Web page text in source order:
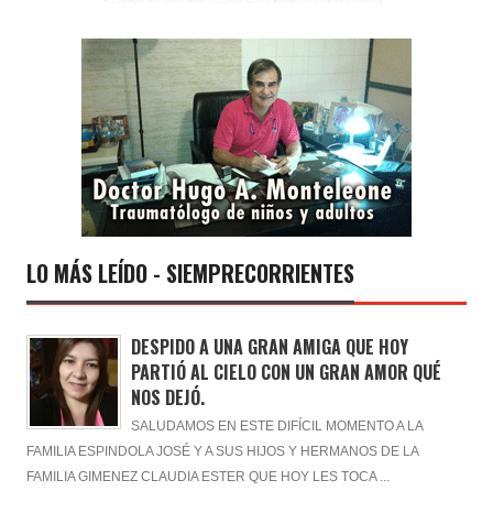
LO MÁS LEÍDO - SIEMPRECORRIENTES
DESPIDO A UNA GRAN AMIGA QUE HOY
PARTIÓ AL CIELO CON UN GRAN AMOR QUÉ
NOS DEJÓ.
SALUDAMOS EN ESTE DIFÍCIL MOMENTO A LA
FAMILIA ESPINDOLA JOSÉ Y A SUS HIJOS Y HERMANOS DE LA
FAMILIA GIMENEZ CLAUDIA ESTER QUE HOY LES TOCA ...